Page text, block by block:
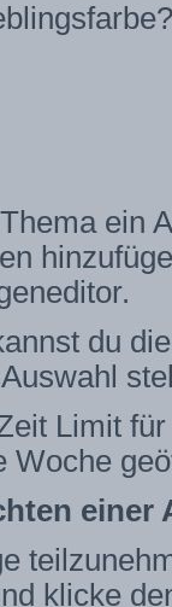
ein
du
Limit
Woche
einer
klicke